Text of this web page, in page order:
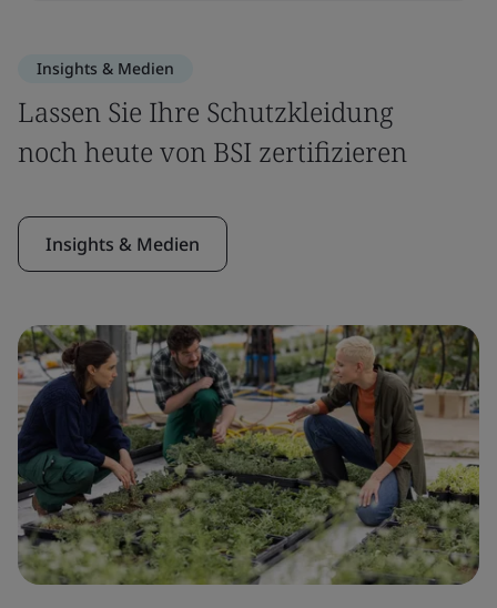
Insights & Medien
Lassen Sie Ihre Schutzkleidung
noch heute von BSI zertifizieren
Insights & Medien